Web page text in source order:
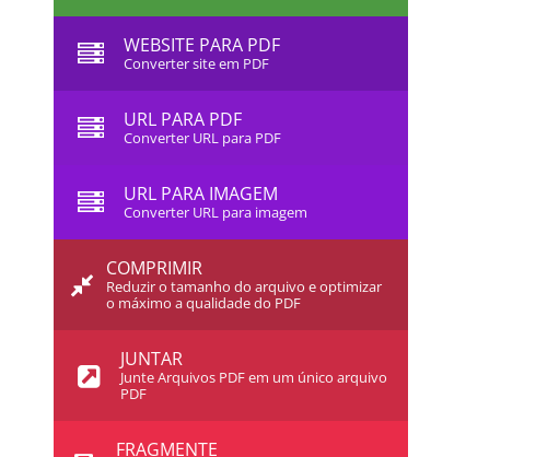
WEBSITE PARA PDF
Converter site em PDF
URL PARA PDF
Converter URL para PDF
URL PARA IMAGEM
Converter URL para imagem
COMPRIMIR
Reduzir o tamanho do arquivo e optimizar
o máximo a qualidade do PDF
JUNTAR
Junte Arquivos PDF em um único arquivo
PDF
FRAGMENTE